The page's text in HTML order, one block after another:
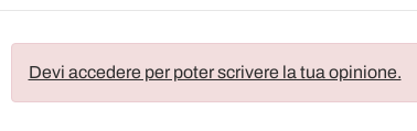
Devi accedere per poter scrivere la tua opinione.